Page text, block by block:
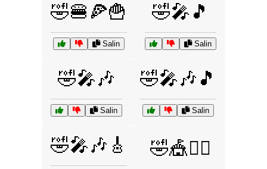
🤣🍔🍕🍟
Salin
🤣🎤🎵
Salin
🤣🎤🎶
Salin
🤣🎤🎶🎵
Salin
🤣🎤🎶🎸 🤣🎪🤹‍♂️